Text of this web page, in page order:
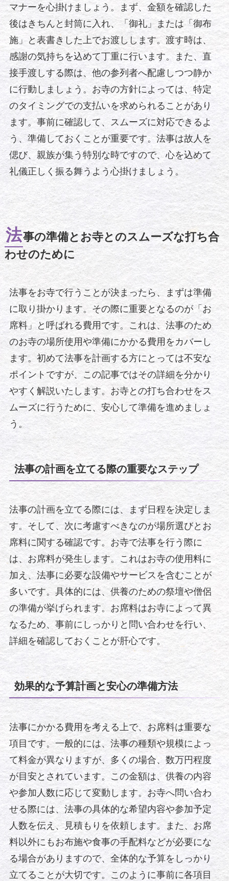
マナーを心掛けましょう。まず、金額を確認した
後はきちんと封筒に入れ、「御礼」または「御布
施」と表書きした上でお渡しします。渡す時は、
感謝の気持ちを込めて丁重に行います。また、直
接手渡しする際は、他の参列者へ配慮しつつ静か
に行動しましょう。お寺の方針によっては、特定
のタイミングでの支払いを求められることがあり
ます。事前に確認して、スムーズに対応できるよ
う、準備しておくことが重要です。法事は故人を
偲び、親族が集う特別な時ですので、心を込めて
礼儀正しく振る舞うよう心掛けましょう。
法事の準備とお寺とのスムーズな打ち合
わせのために
法事をお寺で行うことが決まったら、まずは準備
に取り掛かります。その際に重要となるのが「お
席料」と呼ばれる費用です。これは、法事のため
のお寺の場所使用や準備にかかる費用をカバーし
ます。初めて法事を計画する方にとっては不安な
ポイントですが、この記事ではその詳細を分かり
やすく解説いたします。お寺との打ち合わせをス
ムーズに行うために、安心して準備を進めましょ
う。
法事の計画を立てる際の重要なステップ
法事の計画を立てる際には、まず日程を決定しま
す。そして、次に考慮すべきなのが場所選びとお
席料に関する確認です。お寺で法事を行う際に
は、お席料が発生します。これはお寺の使用料に
加え、法事に必要な設備やサービスを含むことが
多いです。具体的には、供養のための祭壇や僧侶
の準備が挙げられます。お席料はお寺によって異
なるため、事前にしっかりと問い合わせを行い、
詳細を確認しておくことが肝心です。
効果的な予算計画と安心の準備方法
法事にかかる費用を考える上で、お席料は重要な
項目です。一般的には、法事の種類や規模によっ
て料金が異なりますが、多くの場合、数万円程度
が目安とされています。この金額は、供養の内容
や参加人数に応じて変動します。お寺へ問い合わ
せる際には、法事の具体的な希望内容や参加予定
人数を伝え、見積もりを依頼します。また、お席
料以外にもお布施や食事の手配料などが必要にな
る場合がありますので、全体的な予算をしっかり
立てることが大切です。このように事前に各項目